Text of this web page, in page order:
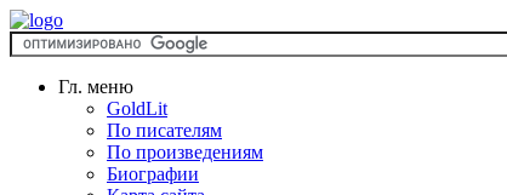
Гл. меню
GoldLit
По писателям
По произведениям
Биографии